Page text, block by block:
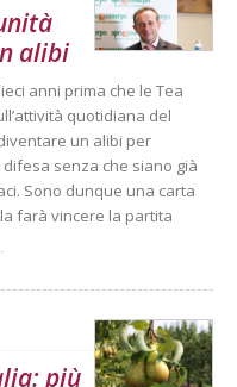
alibi
anni prima che le Tea
quotidiana del
un alibi per
senza che siano già
Sono dunque una carta
farà vincere la partita
-
più